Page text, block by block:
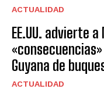
ACTUALIDAD
EE.UU. advierte
Guyana de
ACTUALIDAD